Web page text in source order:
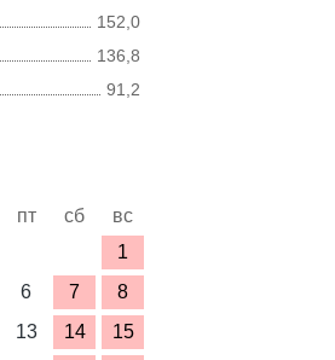
152,0
136,8
91,2
пт сб
вс
1
6 7
8
13 14
15